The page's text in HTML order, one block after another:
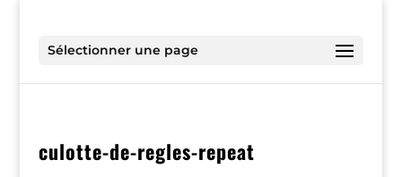
Sélectionner une page
culotte-de-regles-repeat